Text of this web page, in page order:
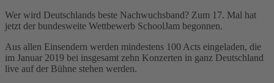
Wer wird Deutschlands beste Nachwuchsband? Zum 17. Mal hat
jetzt der bundesweite Wettbewerb SchoolJam begonnen.
Aus allen Einsendern werden mindestens 100 Acts eingeladen, die
im Januar 2019 bei insgesamt zehn Konzerten in ganz Deutschland
live auf der Bühne stehen werden.